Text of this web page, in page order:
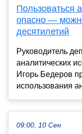
Пользоваться
опасно —
десятилетий
Руководитель
аналитических
Игорь Бедеров
использования
09:00, 10 Сен